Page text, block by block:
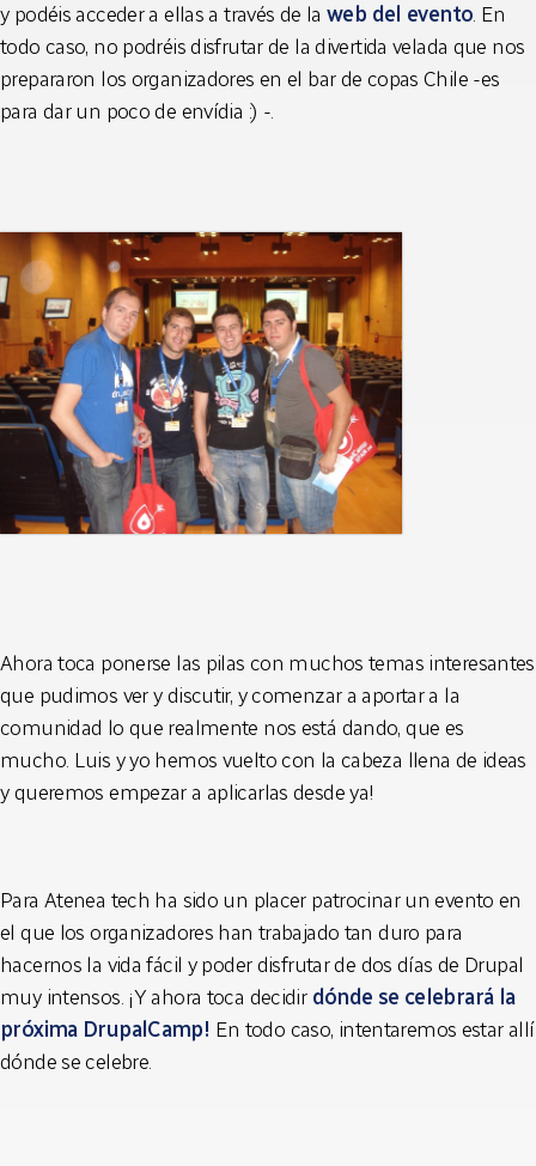
y podéis acceder a ellas a través de la web del evento. En
todo caso, no podréis disfrutar de la divertida velada que nos
prepararon los organizadores en el bar de copas Chile -es
para dar un poco de envídia :) -.
Ahora toca ponerse las pilas con muchos temas interesantes
que pudimos ver y discutir, y comenzar a aportar a la
comunidad lo que realmente nos está dando, que es
mucho. Luis y yo hemos vuelto con la cabeza llena de ideas
y queremos empezar a aplicarlas desde ya!
Para Atenea tech ha sido un placer patrocinar un evento en
el que los organizadores han trabajado tan duro para
hacernos la vida fácil y poder disfrutar de dos días de Drupal
muy intensos. ¡Y ahora toca decidir dónde se celebrará la
próxima DrupalCamp! En todo caso, intentaremos estar allí
dónde se celebre.